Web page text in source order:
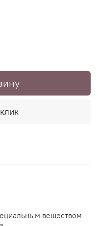
веществом